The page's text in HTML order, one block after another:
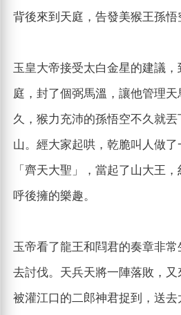
背後來到天庭，告發美猴王孫悟
玉皇大帝接受太白金星的建議
庭，封了個弼馬溫，讓他管理
久，猴力充沛的孫悟空不久就
山。經大家起哄，乾脆叫人做
「齊天大聖」，當起了山大王
呼後擁的樂趣。
玉帝看了龍王和閰君的奏章非
去討伐。天兵天將一陣落敗，
被灌江口的二郎神君捉到，送